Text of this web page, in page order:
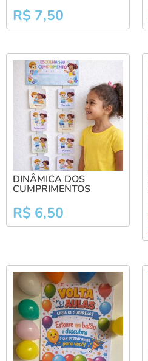
R$ 7,50
DINÂMICA DOS
CUMPRIMENTOS
R$ 6,50